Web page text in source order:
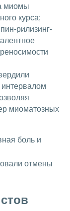
миомы
курса;
рилизинг-
интервалом
миоматозных
боль и
отмены